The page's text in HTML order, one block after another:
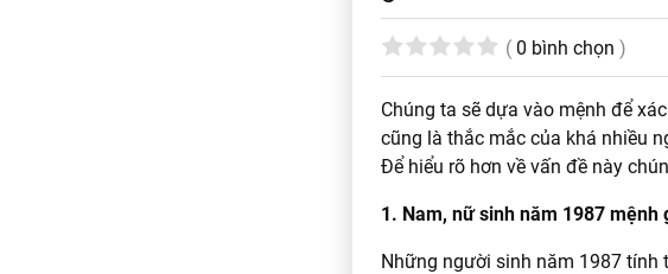
( 0 bình chọn )
Chúng ta sẽ dựa vào mệnh để
cũng là thắc mắc của khá nhiều
Để hiểu rõ hơn về vấn đề này
1. Nam, nữ sinh năm 1987 mệnh
Những người sinh năm 1987 tính